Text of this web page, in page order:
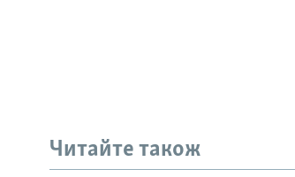
Читайте також